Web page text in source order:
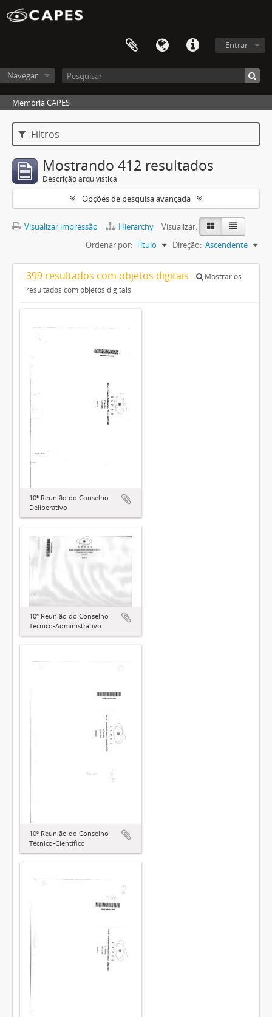
Entrar
Navegar
Memória CAPES
Filtros
Mostrando 412 resultados
Descrição arquivística
Opções de pesquisa avançada
Visualizar impressão Hierarchy
Visualizar:
Ordenar por: Título Direção: Ascendente
399 resultados com objetos digitais
Mostrar os
resultados com objetos digitais
10ª Reunião do Conselho
Deliberativo
10ª Reunião do Conselho
Técnico-Administrativo
10ª Reunião do Conselho
Técnico-Científico